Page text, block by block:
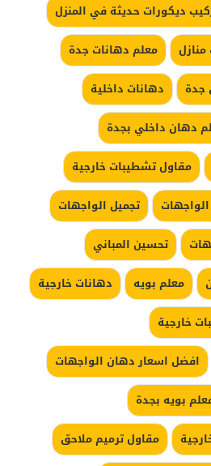
ديكورات حديثة في المنزل
معلم دهانات جدة
جدة
دهانات داخلية
دهان داخلي بجدة
مقاول تشطيبات خارجية
تجميل الواجهات
تحسين المباني
معلم بويه
دهانات خارجية
خارجية
افضل اسعار دهان الواجهات
بويه بجدة
مقاول ترميم ملاحق